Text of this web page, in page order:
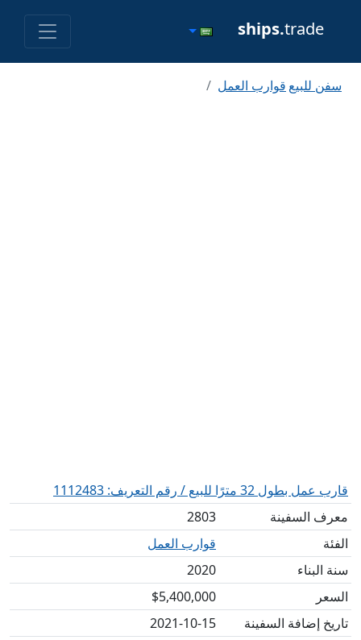
ships.trade
سفن للبيعقوارب العمل
قارب عمل بطول 32 مترًا للبيع / رقم التعريف: 1112483
معرف السفينة
2803
الفئة
قوارب العمل
سنة البناء
2020
السعر
$5,400,000
تاريخ إضافة السفينة
2021-10-15